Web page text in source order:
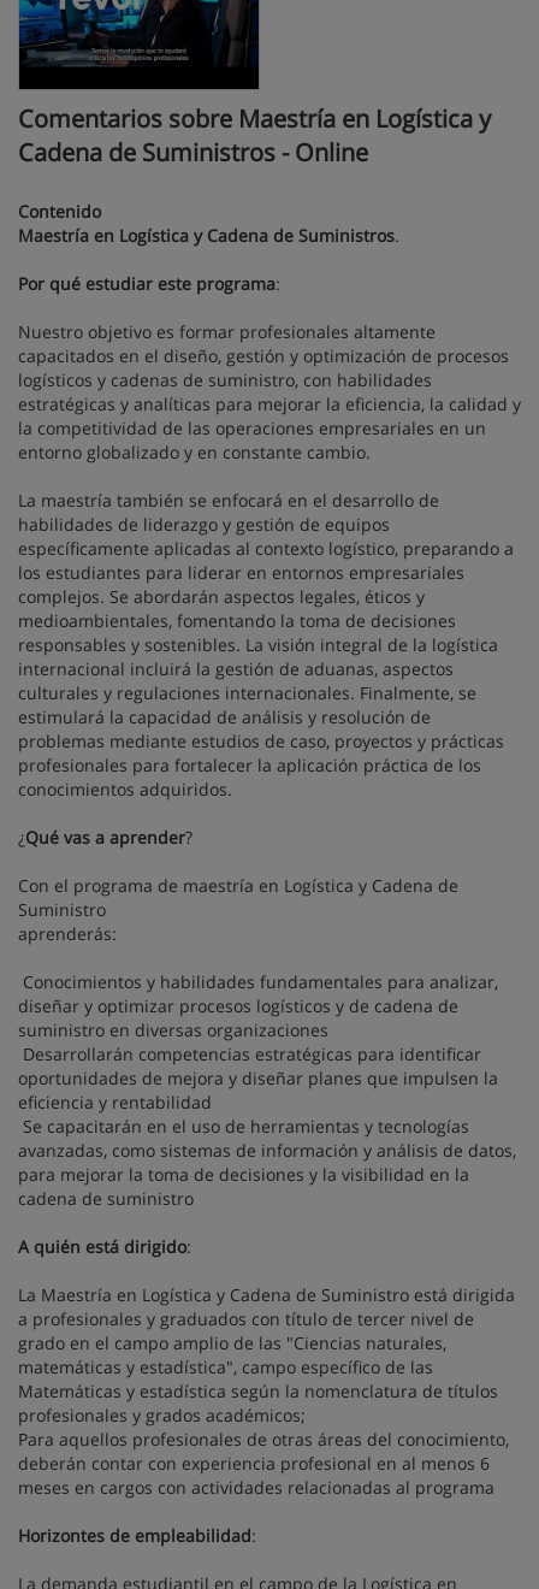
Comentarios sobre Maestría en Logística y
Cadena de Suministros - Online
Contenido
Maestría en Logística y Cadena de Suministros.
Por qué estudiar este programa:
Nuestro objetivo es formar profesionales altamente
capacitados en el diseño, gestión y optimización de procesos
logísticos y cadenas de suministro, con habilidades
estratégicas y analíticas para mejorar la eficiencia, la calidad y
la competitividad de las operaciones empresariales en un
entorno globalizado y en constante cambio.
La maestría también se enfocará en el desarrollo de
habilidades de liderazgo y gestión de equipos
específicamente aplicadas al contexto logístico, preparando a
los estudiantes para liderar en entornos empresariales
complejos. Se abordarán aspectos legales, éticos y
medioambientales, fomentando la toma de decisiones
responsables y sostenibles. La visión integral de la logística
internacional incluirá la gestión de aduanas, aspectos
culturales y regulaciones internacionales. Finalmente, se
estimulará la capacidad de análisis y resolución de
problemas mediante estudios de caso, proyectos y prácticas
profesionales para fortalecer la aplicación práctica de los
conocimientos adquiridos.
¿Qué vas a aprender?
Con el programa de maestría en Logística y Cadena de
Suministro
aprenderás:
 Conocimientos y habilidades fundamentales para analizar,
diseñar y optimizar procesos logísticos y de cadena de
suministro en diversas organizaciones
 Desarrollarán competencias estratégicas para identificar
oportunidades de mejora y diseñar planes que impulsen la
eficiencia y rentabilidad
 Se capacitarán en el uso de herramientas y tecnologías
avanzadas, como sistemas de información y análisis de datos,
para mejorar la toma de decisiones y la visibilidad en la
cadena de suministro
A quién está dirigido:
La Maestría en Logística y Cadena de Suministro está dirigida
a profesionales y graduados con título de tercer nivel de
grado en el campo amplio de las "Ciencias naturales,
matemáticas y estadística", campo específico de las
Matemáticas y estadística según la nomenclatura de títulos
profesionales y grados académicos;
Para aquellos profesionales de otras áreas del conocimiento,
deberán contar con experiencia profesional en al menos 6
meses en cargos con actividades relacionadas al programa
Horizontes de empleabilidad:
La demanda estudiantil en el campo de la Logística en